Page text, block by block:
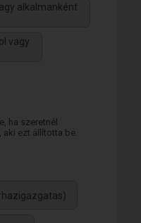
alkalmanként
vagy
ha szeretnél
aki ezt állította be.